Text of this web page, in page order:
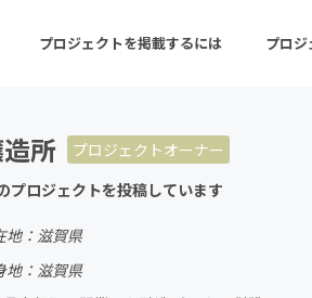
プロジェクトを掲載するには プロ
ン 注目の新着プロジェクト
音楽
造所
プロジェクトオーナー
プロジェクトを投稿しています
地：滋賀県
地：滋賀県